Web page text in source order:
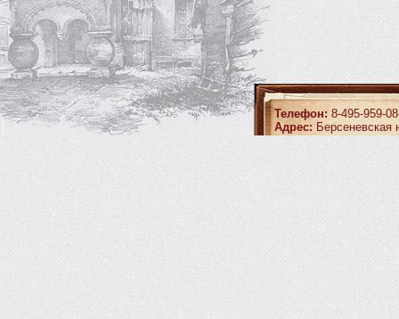
Телефон:8-495-959-
Адрес: Берсеневская